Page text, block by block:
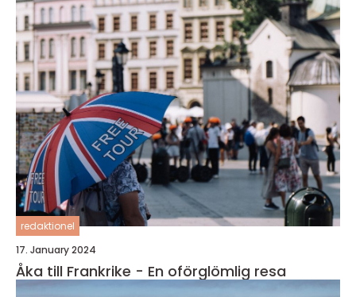
redaktionel
17. January 2024
Åka till Frankrike - En oförglömlig resa